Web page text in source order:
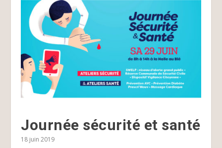
Journée sécurité et santé
18 juin 2019